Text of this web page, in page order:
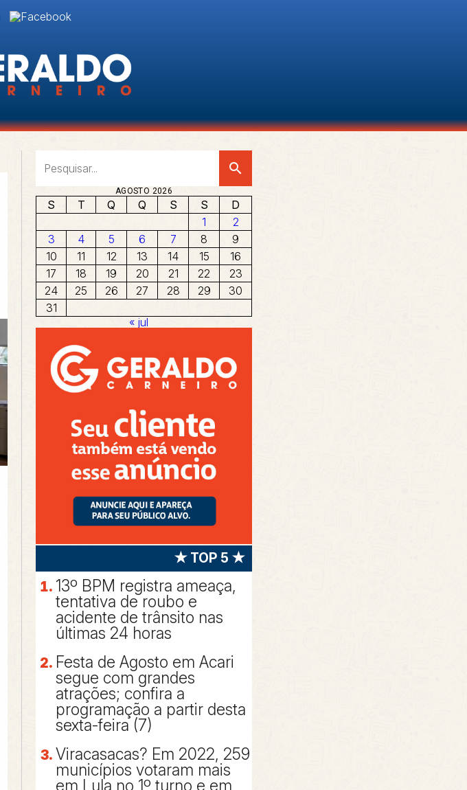
search
AGOSTO 2026
S T Q Q S S
D
1
2
3
4 5 6 7 8
9
10
11 12 13 14 15
16
17
18 19 20 21 22
23
24
25 26 27 28 29
30
31
« jul
★ TOP 5 ★
13º BPM registra ameaça,
tentativa de roubo e
acidente de trânsito nas
últimas 24 horas
Festa de Agosto em Acari
segue com grandes
atrações; confira a
programação a partir desta
sexta-feira (7)
Viracasacas? Em 2022, 259
municípios votaram mais
em Lula no 1º turno e em